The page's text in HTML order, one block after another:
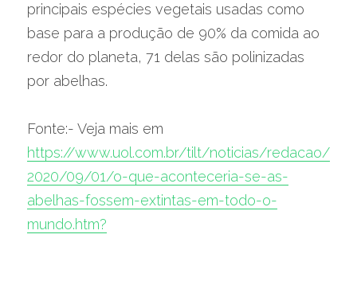
principais espécies vegetais usadas como
base para a produção de 90% da comida ao
redor do planeta, 71 delas são polinizadas
por abelhas.
https://www.uol.com.br/tilt/noticias/redacao/
2020/09/01/o-que-aconteceria-se-as-
abelhas-fossem-extintas-em-todo-o-
mundo.htm?